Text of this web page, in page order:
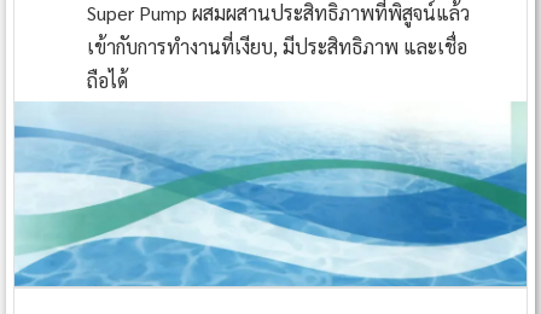
Super Pump ผสมผสานประสิทธิภาพที่พิสูจน์แล้ว
เข้ากับการทำงานที่เงียบ, มีประสิทธิภาพ และเชื่อ
ถือได้